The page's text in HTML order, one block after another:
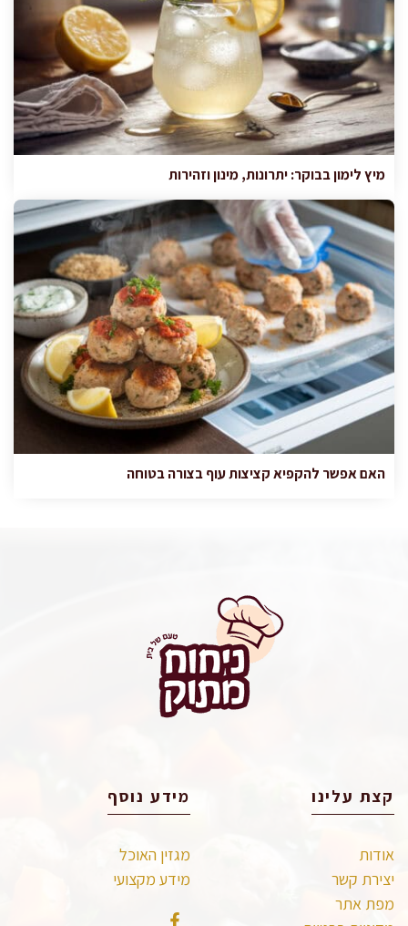
מיץ לימון בבוקר: יתרונות, מינון וזהירות
האם אפשר להקפיא קציצות עוף בצורה בטוחה
קצת עלינו
אודות
יצירת קשר
מפת אתר
מידע נוסף
מגזין האוכל
מידע מקצועי